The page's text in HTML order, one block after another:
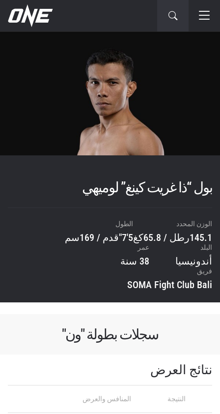
بول “ذا غريت كينغ” لوميهي
الوزن المحدد
145.1رطل / 65.8كغ
الطول
5'7"قدم / 169سم
البلد
أندونيسيا
عمر
38 سنة
فريق
SOMA Fight Club Bali
سجلات بطولة "ون"
نتائج العرض
النتيجة المنافس والعرض